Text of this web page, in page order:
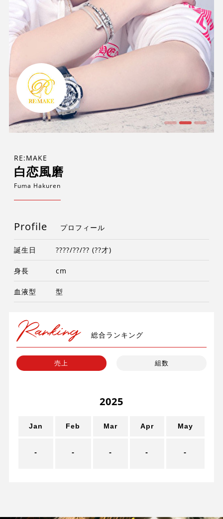
RE:MAKE
白恋風磨
Fuma Hakuren
Profile プロフィール
誕生日 ????/??/?? (??才)
身長 cm
血液型 型
総合ランキング
売上 組数
2025
Jan Feb Mar Apr May
- - - - -